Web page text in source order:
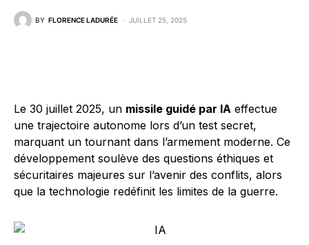
BY FLORENCE LADURÉE JUILLET 25, 2025
Le 30 juillet 2025, un missile guidé par IA effectue
une trajectoire autonome lors d’un test secret,
marquant un tournant dans l’armement moderne. Ce
développement soulève des questions éthiques et
sécuritaires majeures sur l’avenir des conflits, alors
que la technologie redéfinit les limites de la guerre.